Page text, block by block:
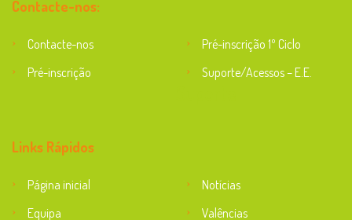
Contacte-nos:
Contacte-nos
Pré-inscrição 1º Ciclo
Pré-inscrição
Suporte/Acessos – E.E.
Links Rápidos
Página inicial
Notícias
Equipa
Valências